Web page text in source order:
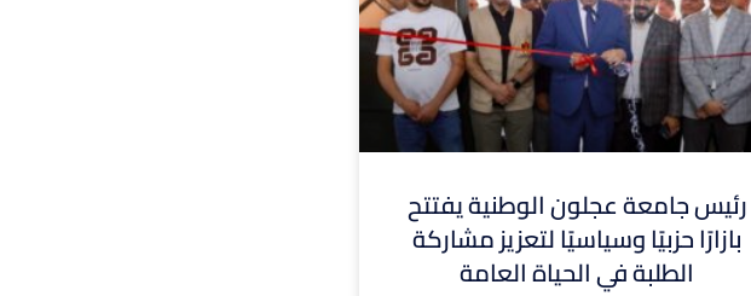
رئيس جامعة عجلون الوطنية يفتتح
بازارًا حزبيًا وسياسيًا لتعزيز مشاركة
الطلبة في الحياة العامة